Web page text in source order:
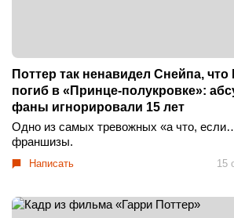
Поттер так ненавидел Снейпа, что
погиб в «Принце-полукровке»:
фаны игнорировали 15 лет
Одно из самых тревожных «а что,
франшизы.
Написать 15